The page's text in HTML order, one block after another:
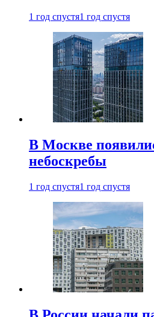
1 год спустя1 год спустя
В Москве
небоскребы
1 год спустя1 год спустя